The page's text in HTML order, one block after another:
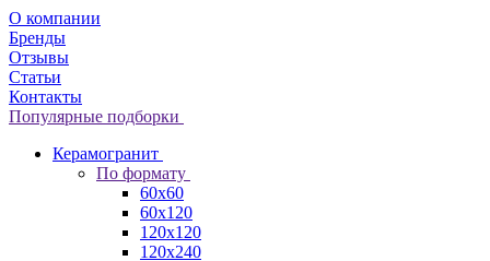
О компании
Бренды
Отзывы
Статьи
Контакты
Популярные подборки
Керамогранит
По формату
60x60
60x120
120x120
120x240